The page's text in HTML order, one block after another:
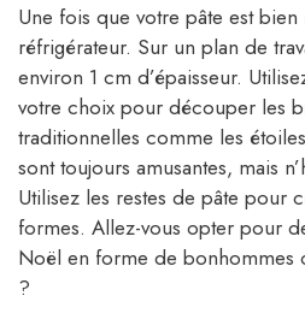
Une fois que votre pâte est
réfrigérateur. Sur un plan de
environ 1 cm d’épaisseur.
votre choix pour découper les
traditionnelles comme les
sont toujours amusantes, mais
Utilisez les restes de pâte pour
formes. Allez-vous opter pour
Noël en forme de bonhommes
?